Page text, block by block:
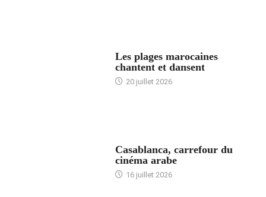
Les plages marocaines
chantent et dansent
20 juillet 2026
Casablanca, carrefour du
cinéma arabe
16 juillet 2026